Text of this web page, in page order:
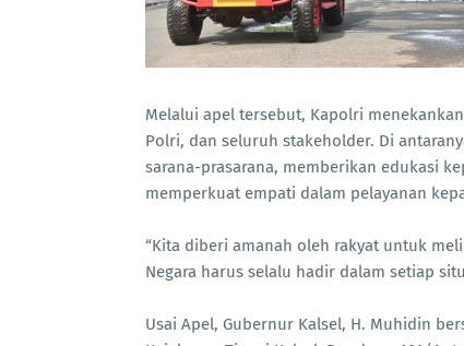
Melalui apel tersebut, Kapolri
Polri, dan seluruh stakeholder. Di
sarana-prasarana, memberikan edukasi
memperkuat empati dalam pelayanan
“Kita diberi amanah oleh rakyat untuk
Negara harus selalu hadir dalam setiap
Usai Apel, Gubernur Kalsel, H. Muhidin